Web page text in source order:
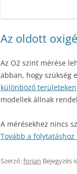
Az oldott
Az O2 szint mérése
abban, hogy szükség
különböző területeken
modellek állnak
A mérésekhez nincs
Tovább a folytatáshoz
Szerző:forian Bejegyzés